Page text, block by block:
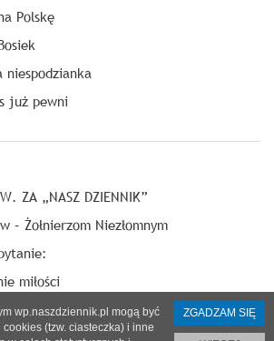
Polskę
niespodzianka
już pewni
ZA „NASZ DZIENNIK”
– Żołnierzom Niezłomnym
miłości
wp.naszdziennik.pl mogą być
(tzw. ciasteczka) i inne
ZGADZAM SIĘ